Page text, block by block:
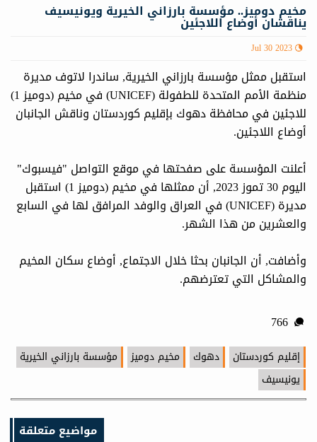
مخيم دوميز.. مؤسسة بارزاني الخيرية ويونيسيف
يناقشان أوضاع اللاجئين
Jul 30 2023
استقبل ممثل مؤسسة بارزاني الخيرية, ساندرا لاتوف مديرة
منظمة الأمم المتحدة للطفولة (UNICEF) في مخيم (دوميز 1)
للاجئين في محافظة دهوك بإقليم كوردستان وناقش الجانبان
أوضاع اللاجئين.
أعلنت المؤسسة على صفحتها في موقع التواصل "فيسبوك"
اليوم 30 تموز 2023, أن ممثلها في مخيم (دوميز 1) استقبل
مديرة (UNICEF) في العراق والوفد المرافق لها في السابع
والعشرين من هذا الشهر.
وأضافت, أن الجانبان بحثا خلال الاجتماع, أوضاع سكان المخيم
والمشاكل التي تعترضهم.
إقليم كوردستان دهوك مخيم دوميز
مؤسسة بارزاني الخيرية
يونيسيف
مواضيع متعلقة